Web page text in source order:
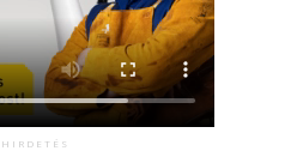
HIRDETÉS